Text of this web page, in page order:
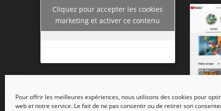
Pour offrir les meilleures expériences, nous utilisons des cookies pour
web et notre service. Le fait de ne pas consentir ou de retirer son
Cliquez pour accepter les cookies
marketing et activer ce contenu